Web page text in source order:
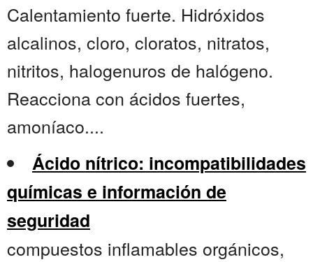
Calentamiento fuerte. Hidróxidos
alcalinos, cloro, cloratos, nitratos,
nitritos, halogenuros de halógeno.
Reacciona con ácidos fuertes,
amoníaco....
Ácido nítrico: incompatibilidades
químicas e información de
seguridad
compuestos inflamables orgánicos,